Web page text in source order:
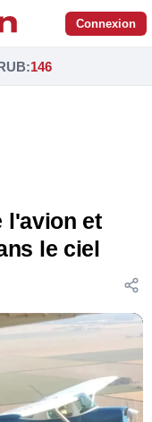
Connexion
:146
l'avion et
le ciel